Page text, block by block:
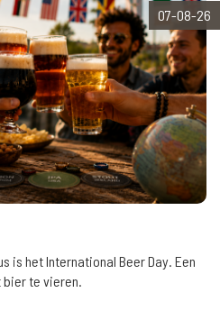
07-08-26
is het International Beer Day. Een
bier te vieren.